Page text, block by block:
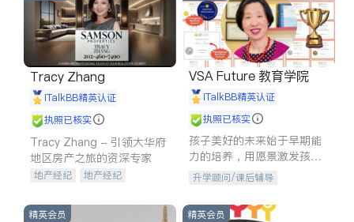
Tracy Zhang
iTalkBB精英认证
执照已核实
Tracy Zhang - 引领大华府
地区房产之旅的资深专家
地产经纪
地产经纪
商铺租售
VSA Future 教育学院
iTalkBB精英认证
执照已核实
孩子美好的未来始于早期能
力的培养，用愿景激发孩子
的学习潜力和动力。理念：
拥有成长型心态是成功的基
石。
升学顾问/课后辅导
精英会员 精英会员